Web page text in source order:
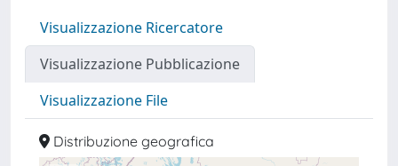
Visualizzazione Ricercatore
Visualizzazione Pubblicazione
Visualizzazione File
Distribuzione geografica